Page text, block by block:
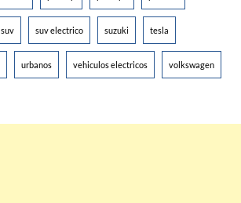
suv suv electrico suzuki tesla
urbanos vehiculos electricos volkswagen